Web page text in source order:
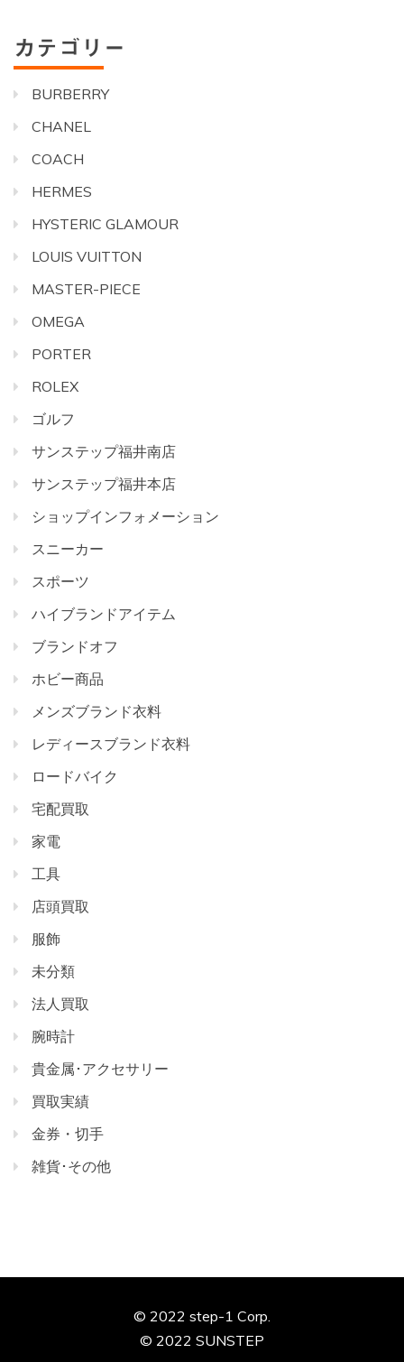
カテゴリー
BURBERRY
CHANEL
COACH
HERMES
HYSTERIC GLAMOUR
LOUIS VUITTON
MASTER-PIECE
OMEGA
PORTER
ROLEX
ゴルフ
サンステップ福井南店
サンステップ福井本店
ショップインフォメーション
スニーカー
スポーツ
ハイブランドアイテム
ブランドオフ
ホビー商品
メンズブランド衣料
レディースブランド衣料
ロードバイク
宅配買取
家電
工具
店頭買取
服飾
未分類
法人買取
腕時計
貴金属･アクセサリー
買取実績
金券・切手
雑貨･その他
© 2022 step-1 Corp.
© 2022 SUNSTEP